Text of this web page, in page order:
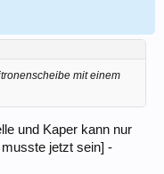
mit einem
und Kaper kann nur
jetzt sein] -